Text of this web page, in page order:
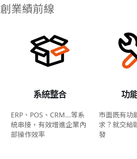
創業績前線
系統整合
ERP、POS、CRM...等系
統串接，有效增進企業內
部操作效率
功
市面既有功
求？就交給
發